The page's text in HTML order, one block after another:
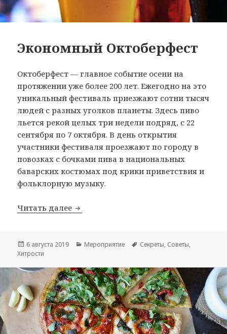
Экономный Октоберфест
Октоберфест — главное событие осени на
протяжении уже более 200 лет. Ежегодно на это
уникальный фестиваль приезжают сотни тысяч
людей с разных уголков планеты. Здесь пиво
льется рекой целых три недели подряд, с 22
сентября по 7 октября. В день открытия
участники фестиваля проезжают по городу в
повозках с бочками пива в национальных
баварских костюмах под крики приветствия и
фольклорную музыку.
Читать далее Экономный Октоберфест
Опубликовано
6 августа 2019 Рубрики
Мероприятие Метки
Секреты, Советы,
Хитрости